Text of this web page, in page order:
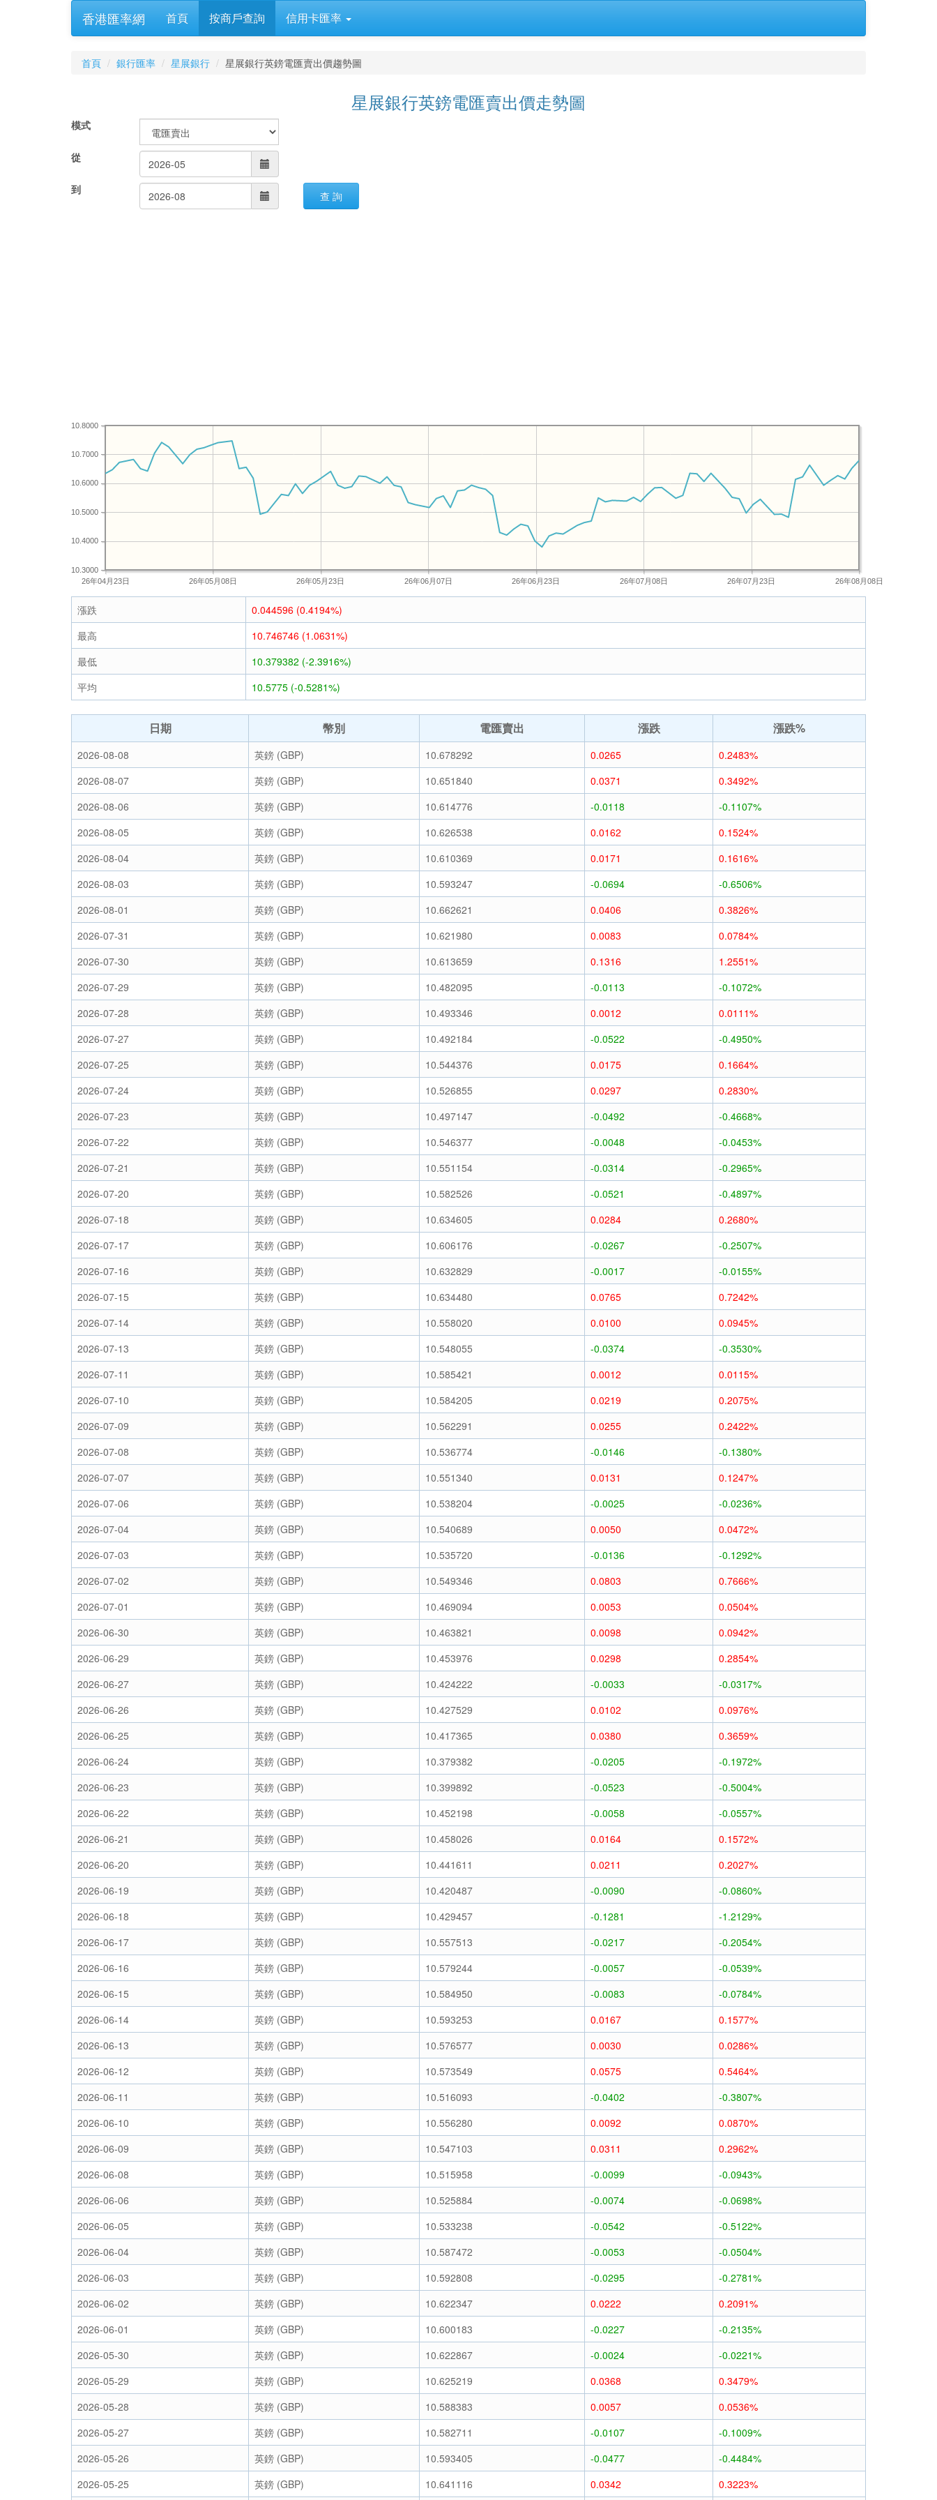
香港匯率網 首頁 按商戶查詢 信用卡匯率
首頁 銀行匯率 星展銀行 星展銀行英鎊電匯賣出價趨勢圖
星展銀行英鎊電匯賣出價走勢圖
模式
從
到 查 詢
26年04月23日 26年05月08日 26年05月23日 26年06月07日 26年06月23日 26年07月08日 26年07月23日 26年08月08日
10.3000
10.4000
10.5000
10.6000
10.7000
10.8000
漲跌
0.044596 (0.4194%)
最高
10.746746 (1.0631%)
最低
10.379382 (-2.3916%)
平均
10.5775 (-0.5281%)
日期 幣別 電匯賣出 漲跌 漲跌%
2026-08-08 英鎊 (GBP) 10.678292 0.0265
0.2483%
2026-08-07
英鎊 (GBP) 10.651840 0.0371
0.3492%
2026-08-06
英鎊 (GBP) 10.614776 -0.0118
-0.1107%
2026-08-05
英鎊 (GBP) 10.626538 0.0162
0.1524%
2026-08-04
英鎊 (GBP) 10.610369 0.0171
0.1616%
2026-08-03
英鎊 (GBP) 10.593247 -0.0694
-0.6506%
2026-08-01
英鎊 (GBP) 10.662621 0.0406
0.3826%
2026-07-31
英鎊 (GBP) 10.621980 0.0083
0.0784%
2026-07-30
英鎊 (GBP) 10.613659 0.1316
1.2551%
2026-07-29
英鎊 (GBP) 10.482095 -0.0113
-0.1072%
2026-07-28
英鎊 (GBP) 10.493346 0.0012
0.0111%
2026-07-27
英鎊 (GBP) 10.492184 -0.0522
-0.4950%
2026-07-25
英鎊 (GBP) 10.544376 0.0175
0.1664%
2026-07-24
英鎊 (GBP) 10.526855 0.0297
0.2830%
2026-07-23
英鎊 (GBP) 10.497147 -0.0492
-0.4668%
2026-07-22
英鎊 (GBP) 10.546377 -0.0048
-0.0453%
2026-07-21
英鎊 (GBP) 10.551154 -0.0314
-0.2965%
2026-07-20
英鎊 (GBP) 10.582526 -0.0521
-0.4897%
2026-07-18
英鎊 (GBP) 10.634605 0.0284
0.2680%
2026-07-17
英鎊 (GBP) 10.606176 -0.0267
-0.2507%
2026-07-16
英鎊 (GBP) 10.632829 -0.0017
-0.0155%
2026-07-15
英鎊 (GBP) 10.634480 0.0765
0.7242%
2026-07-14
英鎊 (GBP) 10.558020 0.0100
0.0945%
2026-07-13
英鎊 (GBP) 10.548055 -0.0374
-0.3530%
2026-07-11
英鎊 (GBP) 10.585421 0.0012
0.0115%
2026-07-10
英鎊 (GBP) 10.584205 0.0219
0.2075%
2026-07-09
英鎊 (GBP) 10.562291 0.0255
0.2422%
2026-07-08
英鎊 (GBP) 10.536774 -0.0146
-0.1380%
2026-07-07
英鎊 (GBP) 10.551340 0.0131
0.1247%
2026-07-06
英鎊 (GBP) 10.538204 -0.0025
-0.0236%
2026-07-04
英鎊 (GBP) 10.540689 0.0050
0.0472%
2026-07-03
英鎊 (GBP) 10.535720 -0.0136
-0.1292%
2026-07-02
英鎊 (GBP) 10.549346 0.0803
0.7666%
2026-07-01
英鎊 (GBP) 10.469094 0.0053
0.0504%
2026-06-30
英鎊 (GBP) 10.463821 0.0098
0.0942%
2026-06-29
英鎊 (GBP) 10.453976 0.0298
0.2854%
2026-06-27
英鎊 (GBP) 10.424222 -0.0033
-0.0317%
2026-06-26
英鎊 (GBP) 10.427529 0.0102
0.0976%
2026-06-25
英鎊 (GBP) 10.417365 0.0380
0.3659%
2026-06-24
英鎊 (GBP) 10.379382 -0.0205
-0.1972%
2026-06-23
英鎊 (GBP) 10.399892 -0.0523
-0.5004%
2026-06-22
英鎊 (GBP) 10.452198 -0.0058
-0.0557%
2026-06-21
英鎊 (GBP) 10.458026 0.0164
0.1572%
2026-06-20
英鎊 (GBP) 10.441611 0.0211
0.2027%
2026-06-19
英鎊 (GBP) 10.420487 -0.0090
-0.0860%
2026-06-18
英鎊 (GBP) 10.429457 -0.1281
-1.2129%
2026-06-17
英鎊 (GBP) 10.557513 -0.0217
-0.2054%
2026-06-16
英鎊 (GBP) 10.579244 -0.0057
-0.0539%
2026-06-15
英鎊 (GBP) 10.584950 -0.0083
-0.0784%
2026-06-14
英鎊 (GBP) 10.593253 0.0167
0.1577%
2026-06-13
英鎊 (GBP) 10.576577 0.0030
0.0286%
2026-06-12
英鎊 (GBP) 10.573549 0.0575
0.5464%
2026-06-11
英鎊 (GBP) 10.516093 -0.0402
-0.3807%
2026-06-10
英鎊 (GBP) 10.556280 0.0092
0.0870%
2026-06-09
英鎊 (GBP) 10.547103 0.0311
0.2962%
2026-06-08
英鎊 (GBP) 10.515958 -0.0099
-0.0943%
2026-06-06
英鎊 (GBP) 10.525884 -0.0074
-0.0698%
2026-06-05
英鎊 (GBP) 10.533238 -0.0542
-0.5122%
2026-06-04
英鎊 (GBP) 10.587472 -0.0053
-0.0504%
2026-06-03
英鎊 (GBP) 10.592808 -0.0295
-0.2781%
2026-06-02
英鎊 (GBP) 10.622347 0.0222
0.2091%
2026-06-01
英鎊 (GBP) 10.600183 -0.0227
-0.2135%
2026-05-30
英鎊 (GBP) 10.622867 -0.0024
-0.0221%
2026-05-29
英鎊 (GBP) 10.625219 0.0368
0.3479%
2026-05-28
英鎊 (GBP) 10.588383 0.0057
0.0536%
2026-05-27
英鎊 (GBP) 10.582711 -0.0107
-0.1009%
2026-05-26
英鎊 (GBP) 10.593405 -0.0477
-0.4484%
2026-05-25
英鎊 (GBP) 10.641116 0.0342 0.3223%